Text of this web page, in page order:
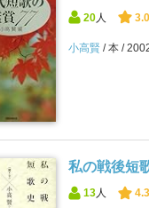
20 人
小高賢 本
私の戦後短
13人